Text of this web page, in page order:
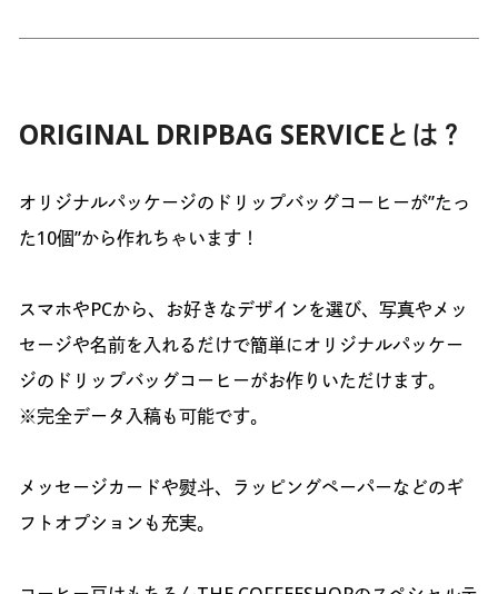
ORIGINAL DRIPBAG SERVICEとは？
オリジナルパッケージのドリップバッグコーヒーが”たっ
た10個”から作れちゃいます！
スマホやPCから、お好きなデザインを選び、写真やメッ
セージや名前を入れるだけで簡単にオリジナルパッケー
ジのドリップバッグコーヒーがお作りいただけます。
※完全データ入稿も可能です。
メッセージカードや熨斗、ラッピングペーパーなどのギ
フトオプションも充実。